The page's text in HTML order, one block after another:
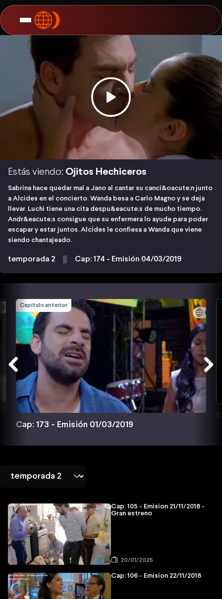
Estás viendo: Ojitos Hechiceros
Sabrina hace quedar mal a Jano al cantar su canci&oacute;n junto
a Alcides en el concierto. Wanda besa a Carlo Magno y se deja
llevar. Luchi tiene una cita despu&eacute;s de mucho tiempo.
Andr&eacute;s consigue que su enfermera lo ayude para poder
escapar y estar juntos. Alcides le confiesa a Wanda que viene
siendo chantajeado.
temporada 2 Cap: 174 - Emisión 04/03/2019
Capítulo anterior
Cap: 173 - Emisión 01/03/2019
Cap: 105 - Emision 21/11/2018 -
Gran estreno
20/01/2025
Cap: 106 - Emision 22/11/2018